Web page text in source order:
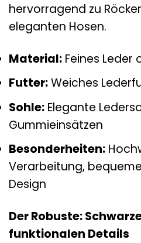
hervorragend zu
eleganten Hosen.
Material: Feines Leder
Futter:Weiches
Sohle: Elegante
Gummieinsätzen
Besonderheiten:
Verarbeitung,
Design
Der Robuste:
funktionalen Details